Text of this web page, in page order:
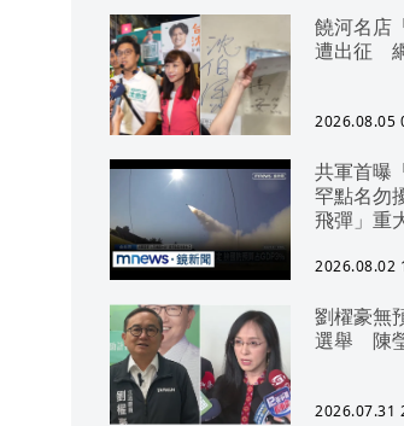
饒河名店
遭出征
2026.08.05
共軍首曝
罕點名勿
飛彈」重
2026.08.02
劉櫂豪無
選舉 陳
2026.07.31